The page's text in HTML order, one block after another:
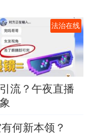
法治在线
流？午夜直播
何新本领？